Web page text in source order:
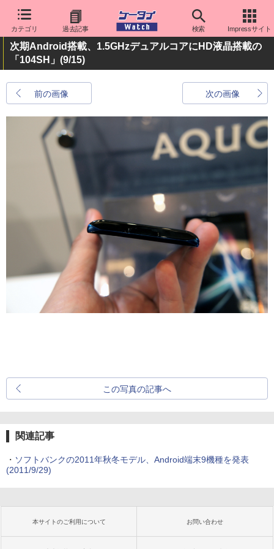
カテゴリ 過去記事 検索 Impressサイト
次期Android搭載、1.5GHzデュアルコアにHD液晶搭載の
「104SH」 (9/15)
前の画像 次の画像
この写真の記事へ
関連記事
・ ソフトバンクの2011年秋冬モデル、Android端末9機種を発表
(2011/9/29)
本サイトのご利用について お問い合わせ